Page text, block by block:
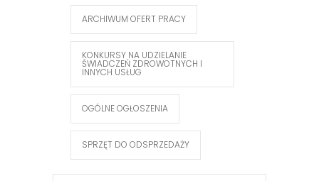
ARCHIWUM OFERT PRACY
KONKURSY NA UDZIELANIE
ŚWIADCZEŃ ZDROWOTNYCH I
INNYCH USŁUG
OGÓLNE OGŁOSZENIA
SPRZĘT DO ODSPRZEDAŻY